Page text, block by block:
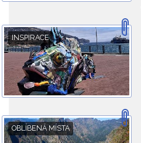
INSPIRACE
OBLÍBENÁ MÍSTA